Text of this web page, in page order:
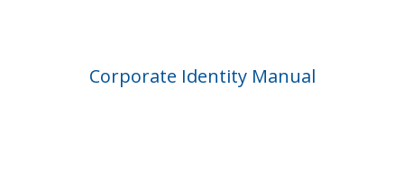
Corporate Identity Manual